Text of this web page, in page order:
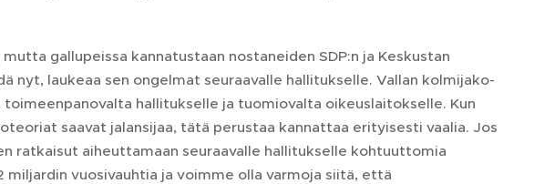
gallupeissa kannatustaan nostaneiden SDP:n ja Keskustan
nyt, laukeaa sen ongelmat seuraavalle hallitukselle. Vallan kolmijako-
hallitukselle ja tuomiovalta oikeuslaitokselle. Kun
saavat jalansijaa, tätä perustaa kannattaa erityisesti vaalia. Jos
ratkaisut aiheuttamaan seuraavalle hallitukselle kohtuuttomia
vuosivauhtia ja voimme olla varmoja siitä, että